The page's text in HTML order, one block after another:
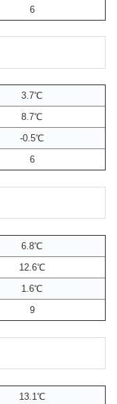
6
3.7℃
8.7℃
-0.5℃
6
6.8℃
12.6℃
1.6℃
9
13.1℃